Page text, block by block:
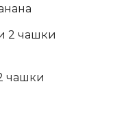
2 чашки
чашки